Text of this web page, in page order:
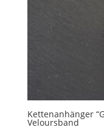
Kettenanhänger
Veloursband